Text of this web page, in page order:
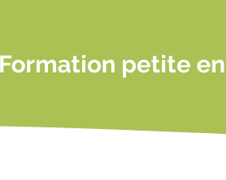
Formation petite